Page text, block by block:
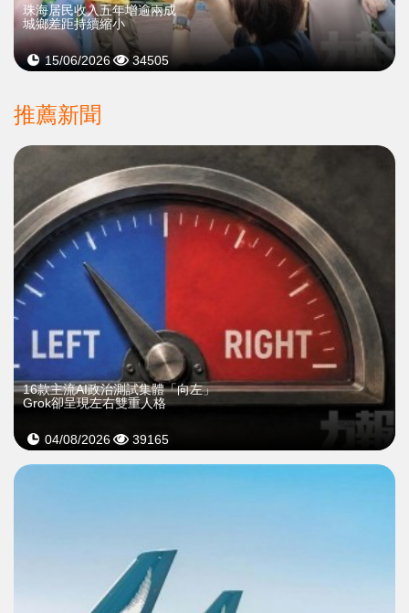
珠海居民收入五年增逾兩成
城鄉差距持續縮小
15/06/2026 34505
推薦新聞
16款主流AI政治測試集體「向左」
Grok卻呈現左右雙重人格
04/08/2026 39165